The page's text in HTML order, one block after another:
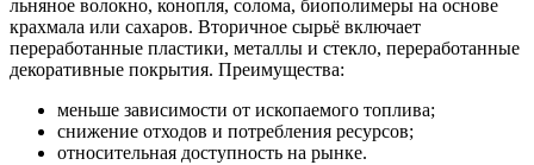
льняное волокно, конопля, солома, биополимеры на основе
крахмала или сахаров. Вторичное сырьё включает
переработанные пластики, металлы и стекло, переработанные
декоративные покрытия. Преимущества:
меньше зависимости от ископаемого топлива;
снижение отходов и потребления ресурсов;
относительная доступность на рынке.